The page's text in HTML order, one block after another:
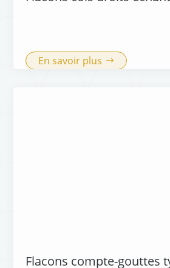
En savoir plus
Flacons compte-gouttes